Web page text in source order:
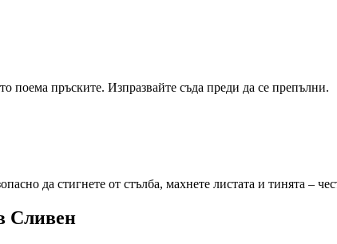
поема пръските. Изпразвайте съда преди да се препълни.
да стигнете от стълба, махнете листата и тинята –
Сливен